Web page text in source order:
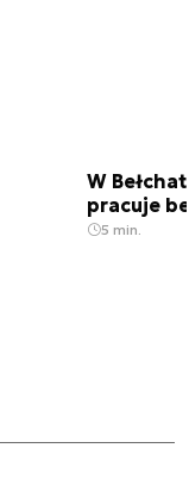
W
pracuje
5 min.